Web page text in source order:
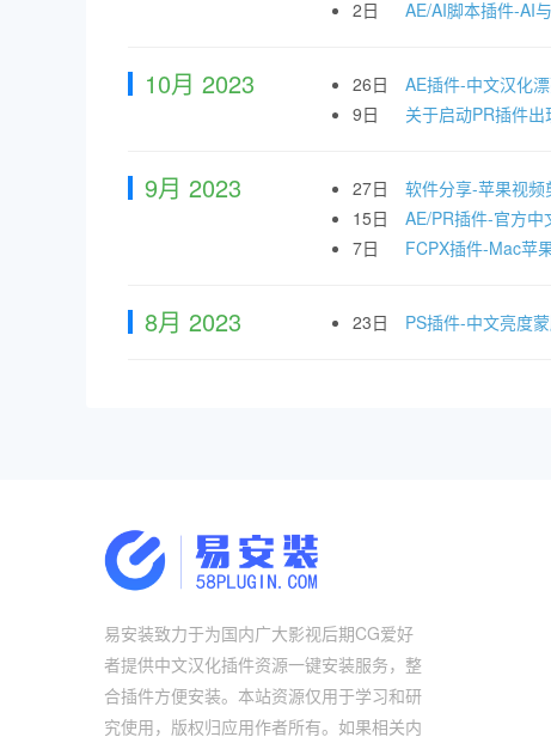
2日 AE/AI脚本插件-AI
10月 2023 26日
AE插件-中文汉化
9日
关于启动PR插件
9月 2023 27日
软件分享-苹果视
15日
AE/PR插件-官方
7日
FCPX插件-Mac苹
8月 2023 23日 PS插件-中文亮度
易安装致力于为国内广大影视后期CG爱好
者提供中文汉化插件资源一键安装服务，整
合插件方便安装。本站资源仅用于学习和研
究使用，版权归应用作者所有。如果相关内